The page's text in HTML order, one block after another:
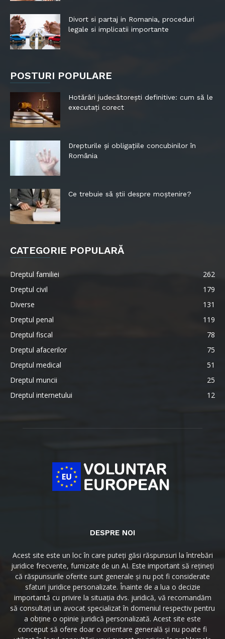
Divort si partaj in Romania, proceduri
legale si implicatii importante
POSTURI POPULARE
Hotărâri judecătorești definitive: cum să le
executați corect
Drepturile și obligațiile concubinilor în
România
Ce trebuie să știi despre moștenire?
CATEGORIE POPULARĂ
Dreptul familiei
262
Dreptul civil
179
Diverse
131
Dreptul penal
119
Dreptul fiscal
78
Dreptul afacerilor
75
Dreptul medical
51
Dreptul muncii
25
Dreptul internetului
12
DESPRE NOI
Acest site este un loc în care puteți găsi răspunsuri la întrebări
juridice frecvente, furnizate de un AI. Este important să rețineți
că răspunsurile oferite sunt generale și nu pot fi considerate
sfaturi juridice personalizate. Înainte de a lua o decizie
importantă cu privire la situația dvs. juridică, vă recomandăm
să consultați un avocat specializat în domeniul respectiv pentru
a obține o opinie juridică personalizată. Acest site este
conceput să ofere doar o orientare generală și nu poate fi